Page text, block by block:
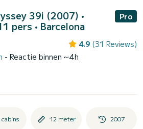
39i (2007) •
pers • Barcelona
Pro
4.9 (31 Reviews)
- Reactie binnen ~4h
cabins 12 meter 2007